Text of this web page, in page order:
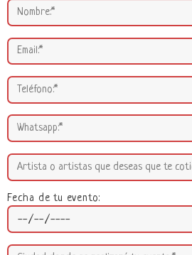
Fecha de tu evento: